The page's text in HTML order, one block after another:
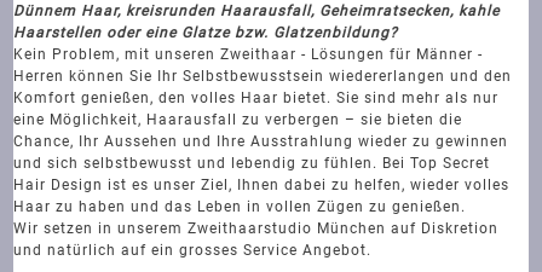
Dünnem Haar, kreisrunden Haarausfall, Geheimratsecken, kahle
Haarstellen oder eine Glatze bzw. Glatzenbildung?
Kein Problem, mit unseren Zweithaar - Lösungen für Männer -
Herren können Sie Ihr Selbstbewusstsein wiedererlangen und den
Komfort genießen, den volles Haar bietet. Sie sind mehr als nur
eine Möglichkeit, Haarausfall zu verbergen – sie bieten die
Chance, Ihr Aussehen und Ihre Ausstrahlung wieder zu gewinnen
und sich selbstbewusst und lebendig zu fühlen. Bei Top Secret
Hair Design ist es unser Ziel, Ihnen dabei zu helfen, wieder volles
Haar zu haben und das Leben in vollen Zügen zu genießen.
Wir setzen in unserem Zweithaarstudio München auf Diskretion
und natürlich auf ein grosses Service Angebot.